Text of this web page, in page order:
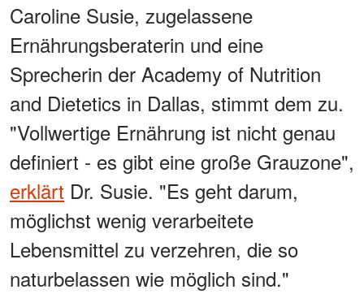
Caroline Susie, zugelassene
Ernährungsberaterin und eine
Sprecherin der Academy of Nutrition
and Dietetics in Dallas, stimmt dem zu.
"Vollwertige Ernährung ist nicht genau
definiert - es gibt eine große Grauzone",
erklärt Dr. Susie. "Es geht darum,
möglichst wenig verarbeitete
Lebensmittel zu verzehren, die so
naturbelassen wie möglich sind."